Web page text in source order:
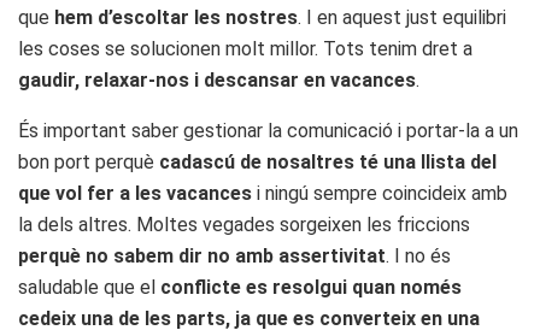
que hem d’escoltar les nostres. I en aquest just equilibri
les coses se solucionen molt millor. Tots tenim dret a
gaudir, relaxar-nos i descansar en vacances.
És important saber gestionar la comunicació i portar-la a un
bon port perquè cadascú de nosaltres té una llista del
que vol fer a les vacances i ningú sempre coincideix amb
la dels altres. Moltes vegades sorgeixen les friccions
perquè no sabem dir no amb assertivitat. I no és
saludable que el conflicte es resolgui quan només
cedeix una de les parts, ja que es converteix en una